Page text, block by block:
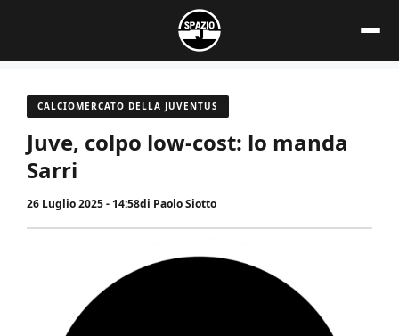
contenuto
CALCIOMERCATO DELLA JUVENTUS
Juve, colpo low-cost: lo manda
Sarri
26 Luglio 2025 - 14:58di Paolo Siotto